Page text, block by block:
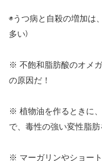
◉うつ病と自殺の増加は
多い)
※ 不飽和脂肪酸のオメ
の原因だ！
※ 植物油を作るときに
で、毒性の強い変性脂
※ マーガリンやショー